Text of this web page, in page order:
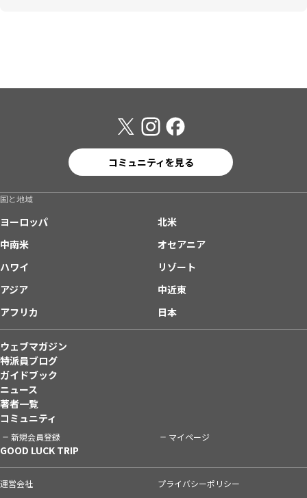
コミュニティを見る
国と地域
ヨーロッパ
北米
中南米
オセアニア
ハワイ
リゾート
アジア
中近東
アフリカ
日本
ウェブマガジン
特派員ブログ
ガイドブック
ニュース
著者一覧
コミュニティ
新規会員登録 マイページ
GOOD LUCK TRIP
運営会社
プライバシーポリシー